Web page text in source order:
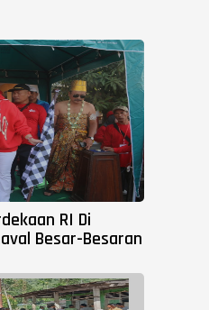
RI Di
Besar-Besaran